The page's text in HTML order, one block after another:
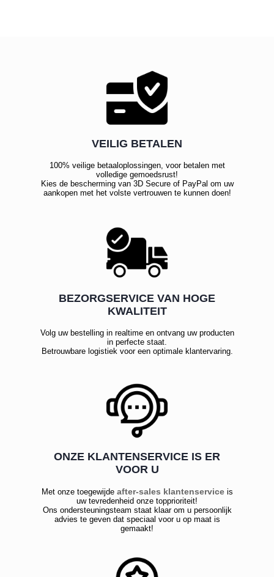
VEILIG BETALEN
100% veilige betaaloplossingen, voor betalen met
volledige gemoedsrust!
Kies de bescherming van 3D Secure of PayPal om uw
aankopen met het volste vertrouwen te kunnen doen!
BEZORGSERVICE VAN HOGE
KWALITEIT
Volg uw bestelling in realtime en ontvang uw producten
in perfecte staat.
Betrouwbare logistiek voor een optimale klantervaring.
ONZE KLANTENSERVICE IS ER
VOOR U
Met onze toegewijde after-sales klantenserviceis
uw tevredenheid onze topprioriteit!
Ons ondersteuningsteam staat klaar om u persoonlijk
advies te geven dat speciaal voor u op maat is
gemaakt!